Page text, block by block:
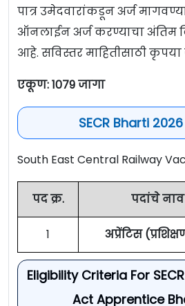
पात्र उमेदवारांकडून अर्ज
ऑनलाईन अर्ज करण्याचा अंतिम
आहे. सविस्तर माहितीसाठी कृपया
एकूण: 1079 जागा
SECR Bharti 2026
South East Central Railway
पद क्र. पदांचे नाव
1 अप्रेंटिस
Eligibility Criteria For
Act Apprentice